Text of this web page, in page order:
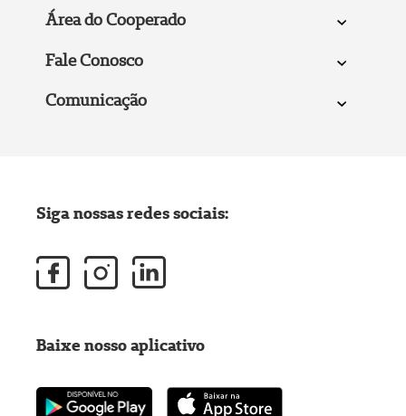
Área do Cooperado
Fale Conosco
Comunicação
Siga nossas redes sociais:
Baixe nosso aplicativo